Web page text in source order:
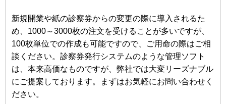
新規開業や紙の診察券からの変更の際に導入されるた
め、1000～3000枚の注文を受けることが多いですが、
100枚単位での作成も可能ですので、ご用命の際はご相
談ください。診察券発行システムのような管理ソフト
は、本来高価なものですが、弊社では大変リーズナブル
にご提案しております。まずはお気軽にお問い合わせく
ださい。